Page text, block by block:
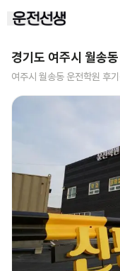
경기도 여주시 월송동
여주시 월송동 운전학원 후